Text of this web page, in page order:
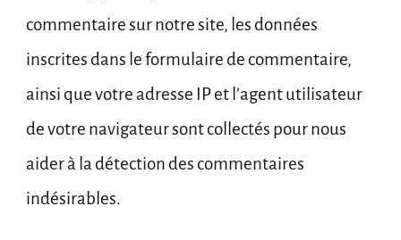
commentaire sur notre site, les données
inscrites dans le formulaire de commentaire,
ainsi que votre adresse IP et l’agent utilisateur
de votre navigateur sont collectés pour nous
aider à la détection des commentaires
indésirables.